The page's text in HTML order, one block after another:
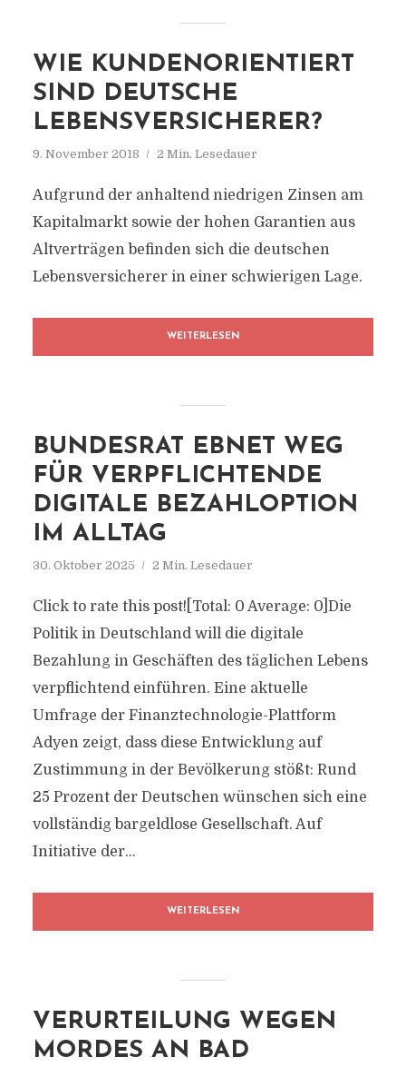
WIE KUNDENORIENTIERT
SIND DEUTSCHE
LEBENSVERSICHERER?
9. November 2018 2 Min. Lesedauer
Aufgrund der anhaltend niedrigen Zinsen am
Kapitalmarkt sowie der hohen Garantien aus
Altverträgen befinden sich die deutschen
Lebensversicherer in einer schwierigen Lage.
WEITERLESEN
BUNDESRAT EBNET WEG
FÜR VERPFLICHTENDE
DIGITALE BEZAHLOPTION
IM ALLTAG
30. Oktober 2025 2 Min. Lesedauer
Click to rate this post![Total: 0 Average: 0]Die
Politik in Deutschland will die digitale
Bezahlung in Geschäften des täglichen Lebens
verpflichtend einführen. Eine aktuelle
Umfrage der Finanztechnologie-Plattform
Adyen zeigt, dass diese Entwicklung auf
Zustimmung in der Bevölkerung stößt: Rund
25 Prozent der Deutschen wünschen sich eine
vollständig bargeldlose Gesellschaft. Auf
Initiative der...
WEITERLESEN
VERURTEILUNG WEGEN
MORDES AN BAD